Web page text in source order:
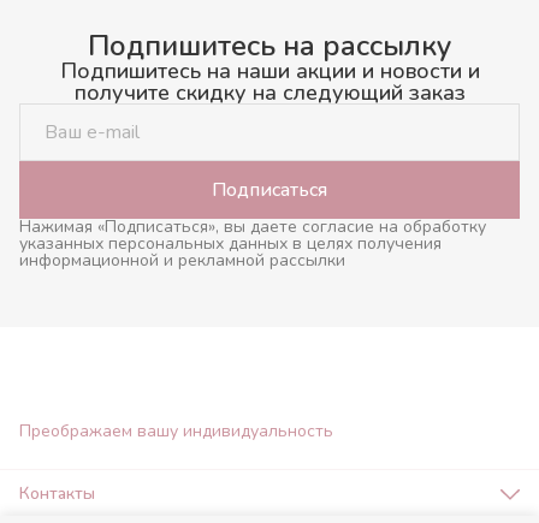
Подпишитесь на рассылку
Подпишитесь на наши акции и новости и
получите скидку на следующий заказ
Подписаться
Нажимая «Подписаться», вы даете согласие на обработку
указанных персональных данных в целях получения
информационной и рекламной рассылки
Преображаем вашу индивидуальность
Контакты